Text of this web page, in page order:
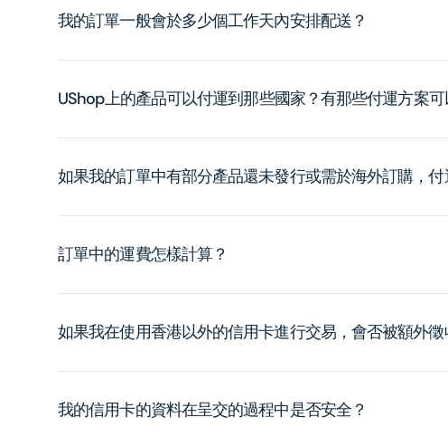
我的訂單一般會於多少個工作天內安排配送？
UShop上的產品可以付運到那些國家？有那些付運方案可
如果我的訂單中有部分產品還未發行或需於海外訂購，付
訂單中的運費怎樣計算？
如果我在使用香港以外的信用卡進行交易，會否被額外徵
我的信用卡的資料在呈交的過程中是否安全？